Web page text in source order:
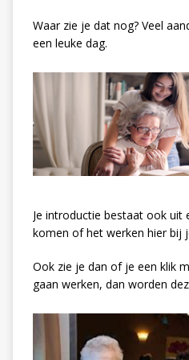
Waar zie je dat nog? Veel
een leuke dag.
Je introductie bestaat ook uit
komen of het werken hier bij
Ook zie je dan of je een klik
gaan werken, dan worden